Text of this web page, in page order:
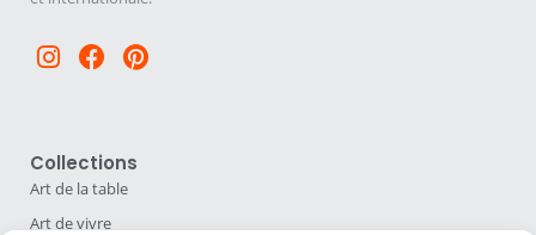
Instagram
Facebook
Pinterest
Collections
Art de la table
Art de vivre